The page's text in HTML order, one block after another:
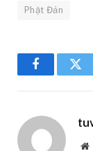
Phật Đản
Facebook